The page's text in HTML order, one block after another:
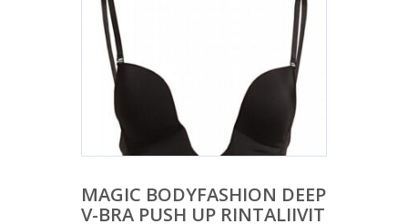
MAGIC BODYFASHION DEEP
V-BRA PUSH UP RINTALIIVIT